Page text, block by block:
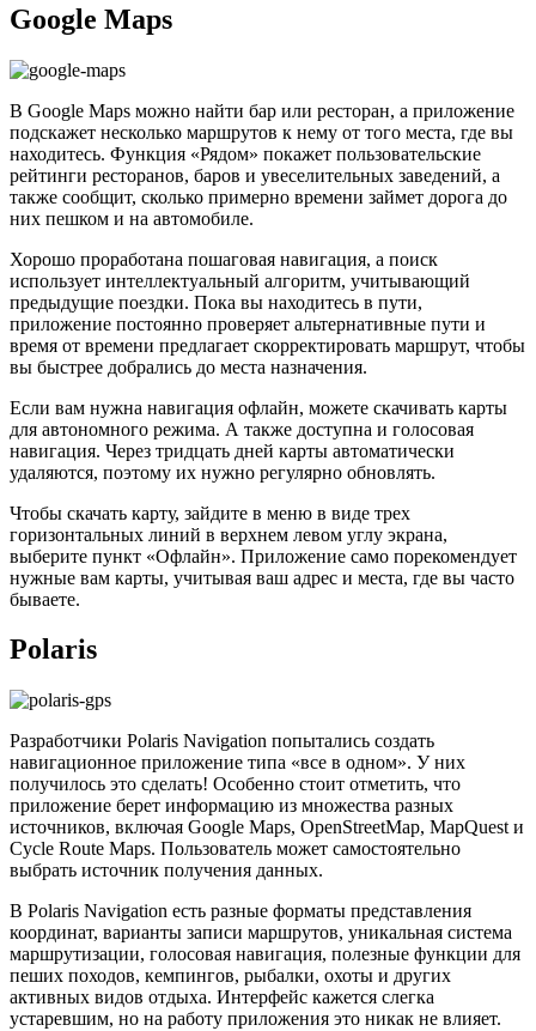
Google Maps
В Google Maps можно найти бар или ресторан, а приложение
подскажет несколько маршрутов к нему от того места, где вы
находитесь. Функция «Рядом» покажет пользовательские
рейтинги ресторанов, баров и увеселительных заведений, а
также сообщит, сколько примерно времени займет дорога до
них пешком и на автомобиле.
Хорошо проработана пошаговая навигация, а поиск
использует интеллектуальный алгоритм, учитывающий
предыдущие поездки. Пока вы находитесь в пути,
приложение постоянно проверяет альтернативные пути и
время от времени предлагает скорректировать маршрут, чтобы
вы быстрее добрались до места назначения.
Если вам нужна навигация офлайн, можете скачивать карты
для автономного режима. А также доступна и голосовая
навигация. Через тридцать дней карты автоматически
удаляются, поэтому их нужно регулярно обновлять.
Чтобы скачать карту, зайдите в меню в виде трех
горизонтальных линий в верхнем левом углу экрана,
выберите пункт «Офлайн». Приложение само порекомендует
нужные вам карты, учитывая ваш адрес и места, где вы часто
бываете.
Polaris
Разработчики Polaris Navigation попытались создать
навигационное приложение типа «все в одном». У них
получилось это сделать! Особенно стоит отметить, что
приложение берет информацию из множества разных
источников, включая Google Maps, OpenStreetMap, MapQuest и
Cycle Route Maps. Пользователь может самостоятельно
выбрать источник получения данных.
В Polaris Navigation есть разные форматы представления
координат, варианты записи маршрутов, уникальная система
маршрутизации, голосовая навигация, полезные функции для
пеших походов, кемпингов, рыбалки, охоты и других
активных видов отдыха. Интерфейс кажется слегка
устаревшим, но на работу приложения это никак не влияет.